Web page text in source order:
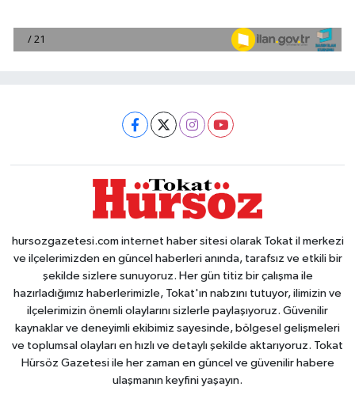
hursozgazetesi.com internet haber sitesi olarak Tokat il merkezi
ve ilçelerimizden en güncel haberleri anında, tarafsız ve etkili bir
şekilde sizlere sunuyoruz. Her gün titiz bir çalışma ile
hazırladığımız haberlerimizle, Tokat'ın nabzını tutuyor, ilimizin ve
ilçelerimizin önemli olaylarını sizlerle paylaşıyoruz. Güvenilir
kaynaklar ve deneyimli ekibimiz sayesinde, bölgesel gelişmeleri
ve toplumsal olayları en hızlı ve detaylı şekilde aktarıyoruz. Tokat
Hürsöz Gazetesi ile her zaman en güncel ve güvenilir habere
ulaşmanın keyfini yaşayın.